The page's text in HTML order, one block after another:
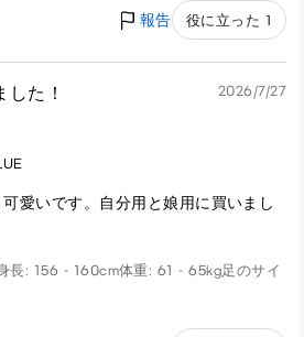
報告 役に立った 1
た！ 2026/7/27
愛いです。自分用と娘用に買いまし
長: 156 - 160cm体重: 61 - 65kg足のサイ